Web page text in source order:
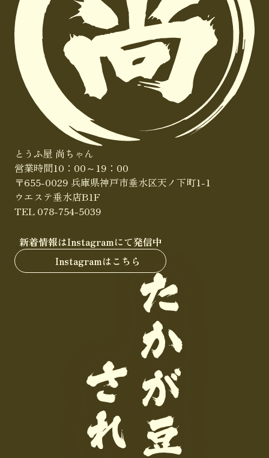
とうふ屋 尚ちゃん
営業時間10：00～19：00
〒655-0029 兵庫県神戸市垂水区天ノ下町1-1
ウエステ垂水店B1F
TEL 078-754-5039
新着情報はInstagramにて発信中
Instagramはこちら